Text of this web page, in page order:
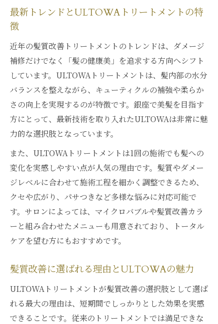
髪質改善を成功させるULTOWAの効果解説
験
ULTOWAトリートメント体験者のツヤ実感
髪質改善で叶える究極のツヤ髪体験法
ツヤ髪を実現するULTOWAトリートメント
の秘密
ULTOWAトリートメントの体験談と満足度
悩みに応えるULTOWAトリートメントのメリッ
ULTOWAトリートメントで解決できる髪の
悩み
髪質改善を実現するULTOWAの具体的メリ
ット
トメント
髪質改善に悩む方のためのULTOWAの特長
ULTOWAトリートメントが選ばれる主な理
由
最新トレンドとULTOWAトリートメントの特
徴
近年の髪質改善トリートメントのトレンドは、ダメージ
補修だけでなく「髪の健康美」を追求する方向へシフト
しています。ULTOWAトリートメントは、髪内部の水分
バランスを整えながら、キューティクルの補強や柔らか
さの向上を実現するのが特徴です。銀座で美髪を目指す
方にとって、最新技術を取り入れたULTOWAは非常に魅
力的な選択肢となっています。
また、ULTOWAトリートメントは1回の施術でも髪への
変化を実感しやすい点が人気の理由です。髪質やダメー
ジレベルに合わせて施術工程を細かく調整できるため、
クセや広がり、パサつきなど多様な悩みに対応可能で
す。サロンによっては、マイクロバブルや髪質改善カラ
ーと組み合わせたメニューも用意されており、トータル
ケアを望む方にもおすすめです。
髪質改善に選ばれる理由とULTOWAの魅力
ULTOWAトリートメントが髪質改善の選択肢として選ば
れる最大の理由は、短期間でしっかりとした効果を実感
できることです。従来のトリートメントでは満足できな